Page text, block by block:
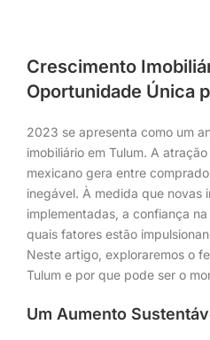
Crescimento
Oportunidade Única
2023 se apresenta como um
imobiliário em Tulum. A
mexicano gera entre
inegável. À medida que novas
implementadas, a confiança
quais fatores estão
Neste artigo, exploraremos o
Tulum e por que pode ser o
Um Aumento